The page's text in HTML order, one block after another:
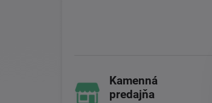
Kamenná
predajňa